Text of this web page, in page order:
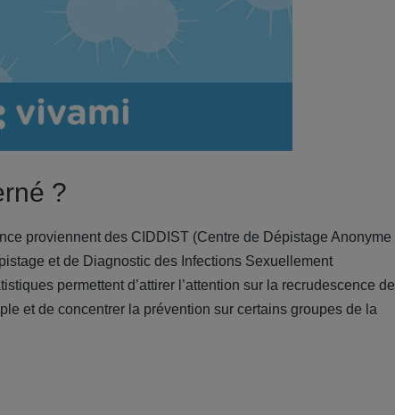
?
proviennent des CIDDIST (Centre de Dépistage Anonyme
et de Diagnostic des Infections Sexuellement
permettent d’attirer l’attention sur la recrudescence de
et de concentrer la prévention sur certains groupes de la